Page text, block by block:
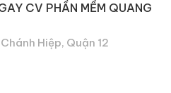
CV PHẦN MỀM QUANG
Hiệp, Quận 12